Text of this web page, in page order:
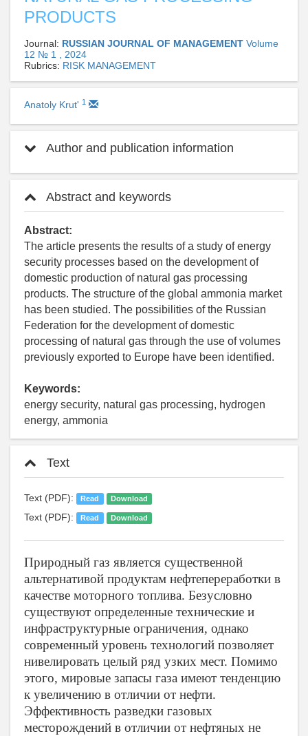
PRODUCTS
Journal: RUSSIAN JOURNAL OF MANAGEMENT Volume
12 № 1 , 2024
Rubrics: RISK MANAGEMENT
Anatoly Krut' 1
Author and publication information
Abstract and keywords
Abstract:
The article presents the results of a study of energy
security processes based on the development of
domestic production of natural gas processing
products. The structure of the global ammonia market
has been studied. The possibilities of the Russian
Federation for the development of domestic
processing of natural gas through the use of volumes
previously exported to Europe have been identified.
Keywords:
energy security, natural gas processing, hydrogen
energy, ammonia
Text
Text (PDF): Read Download
Text (PDF): Read Download
Природный газ является существенной
альтернативой продуктам нефтепереработки в
качестве моторного топлива. Безусловно
существуют определенные технические и
инфраструктурные ограничения, однако
современный уровень технологий позволяет
нивелировать целый ряд узких мест. Помимо
этого, мировые запасы газа имеют тенденцию
к увеличению в отличии от нефти.
Эффективность разведки газовых
месторождений в отличии от нефтяных не